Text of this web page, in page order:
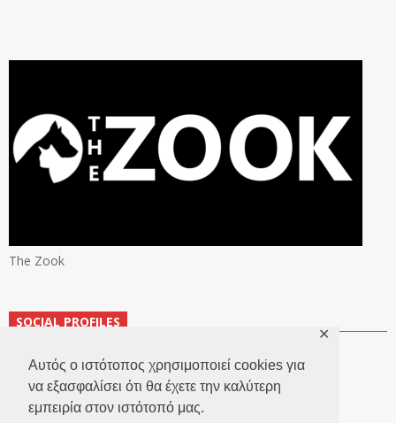
Αυτός ο ιστότοπος χρησιμοποιεί cookies για
να εξασφαλίσει ότι θα έχετε την καλύτερη
εμπειρία στον ιστότοπό μας.
✕
The Zook
SOCIAL PROFILES